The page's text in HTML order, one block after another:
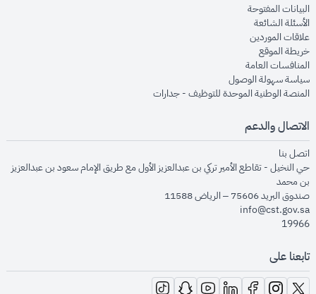
البيانات المفتوحةopens in new window
الأسئلة الشائعةopens in new window
علاقات الموردينopens in new window
خريطة الموقعopens in new window
المنافسات العامةopens in new window
سياسة سهولة الوصولopens in new window
المنصة الوطنية الموحدة للتوظيف - جداراتopens in new window
الاتصال والدعم
اتصل بنا
حي النخيل - تقاطع الأمير تركي بن عبدالعزيز الأول مع طريق الإمام سعود بن عبدالعزيز
بن محمد
صندوق البريد 75606 – الرياض 11588
info@cst.gov.sa
19966
تابعنا على